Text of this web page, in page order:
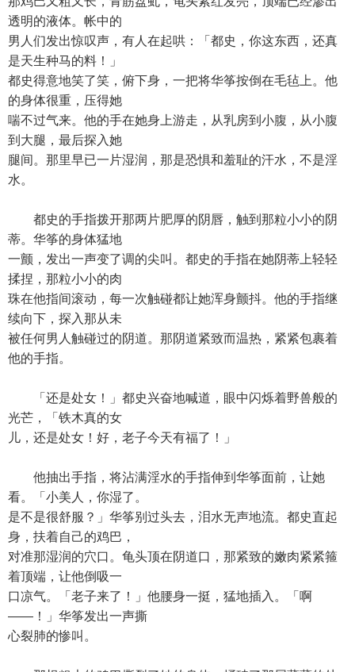
透明的液体。帐中的
男人们发出惊叹声，有人在起哄：「都史，你这东西，还真
是天生种马的料！」
都史得意地笑了笑，俯下身，一把将华筝按倒在毛毡上。他
的身体很重，压得她
喘不过气来。他的手在她身上游走，从乳房到小腹，从小腹
到大腿，最后探入她
腿间。那里早已一片湿润，那是恐惧和羞耻的汗水，不是淫
水。
都史的手指拨开那两片肥厚的阴唇，触到那粒小小的阴
蒂。华筝的身体猛地
一颤，发出一声变了调的尖叫。都史的手指在她阴蒂上轻轻
揉捏，那粒小小的肉
珠在他指间滚动，每一次触碰都让她浑身颤抖。他的手指继
续向下，探入那从未
被任何男人触碰过的阴道。那阴道紧致而温热，紧紧包裹着
他的手指。
「还是处女！」都史兴奋地喊道，眼中闪烁着野兽般的
光芒，「铁木真的女
儿，还是处女！好，老子今天有福了！」
他抽出手指，将沾满淫水的手指伸到华筝面前，让她
看。「小美人，你湿了。
是不是很舒服？」华筝别过头去，泪水无声地流。都史直起
身，扶着自己的鸡巴，
对准那湿润的穴口。龟头顶在阴道口，那紧致的嫩肉紧紧箍
着顶端，让他倒吸一
口凉气。「老子来了！」他腰身一挺，猛地插入。「啊
——！」华筝发出一声撕
心裂肺的惨叫。